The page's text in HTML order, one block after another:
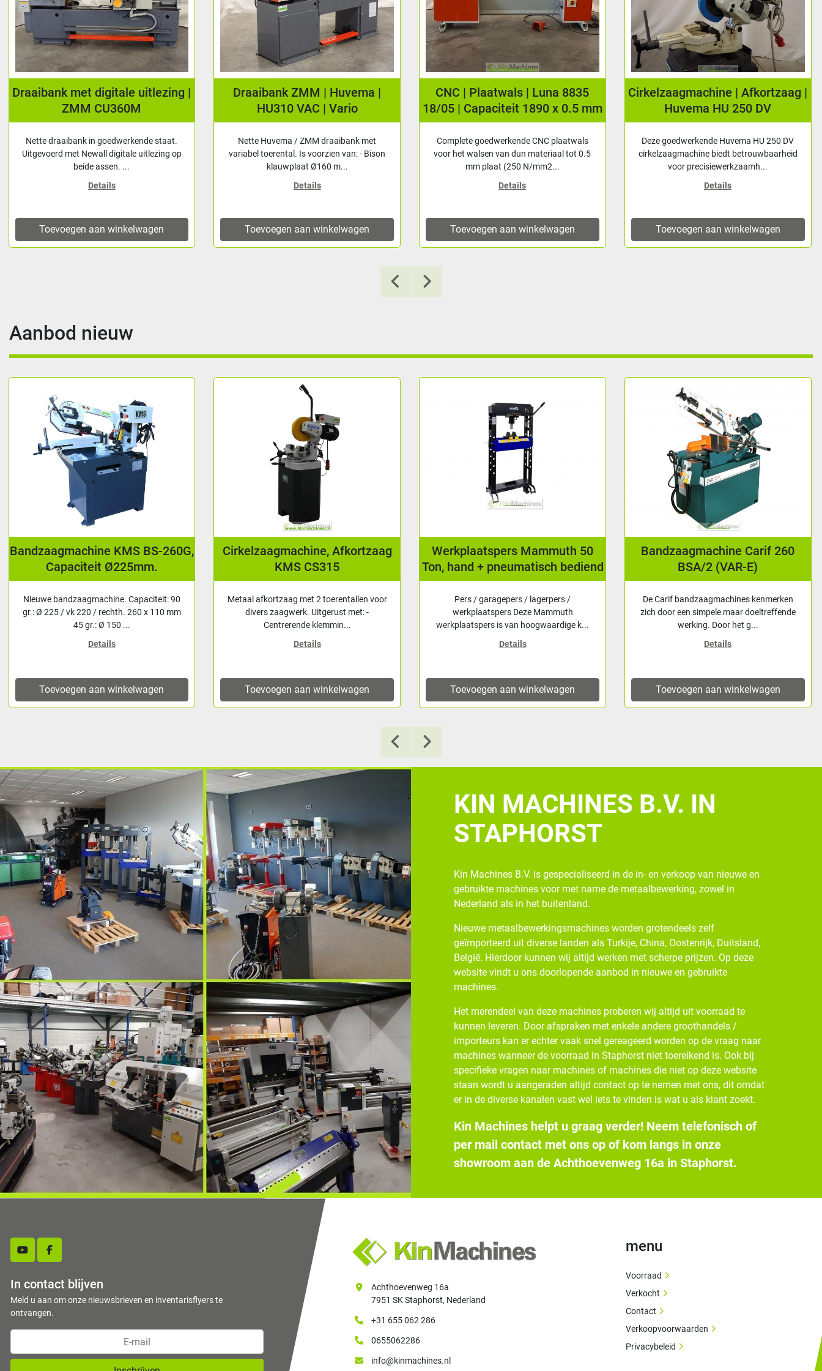
Draaibank met digitale uitlezing |
ZMM CU360M
Nette draaibank in goedwerkende staat.
Uitgevoerd met Newall digitale uitlezing op
beide assen. ...
Details
Toevoegen aan winkelwagen
Draaibank ZMM | Huvema |
HU310 VAC | Vario
Nette Huvema / ZMM draaibank met
variabel toerental. Is voorzien van: - Bison
klauwplaat Ø160 m...
Details
Toevoegen aan winkelwagen
CNC | Plaatwals | Luna 8835
18/05 | Capaciteit 1890 x 0.5 mm
Complete goedwerkende CNC plaatwals
voor het walsen van dun materiaal tot 0.5
mm plaat (250 N/mm2...
Details
Toevoegen aan winkelwagen
Cirkelzaagmachine | Afkortzaag |
Huvema HU 250 DV
Deze goedwerkende Huvema HU 250 DV
cirkelzaagmachine biedt betrouwbaarheid
voor precisiewerkzaamh...
Details
Toevoegen aan winkelwagen
Aanbod nieuw
Bandzaagmachine KMS BS-260G,
Capaciteit Ø225mm.
Nieuwe bandzaagmachine. Capaciteit: 90
gr.: Ø 225 / vk 220 / rechth. 260 x 110 mm
45 gr.: Ø 150 ...
Details
Toevoegen aan winkelwagen
Cirkelzaagmachine, Afkortzaag
KMS CS315
Metaal afkortzaag met 2 toerentallen voor
divers zaagwerk. Uitgerust met: -
Centrerende klemmin...
Details
Toevoegen aan winkelwagen
Werkplaatspers Mammuth 50
Ton, hand + pneumatisch bediend
Pers / garagepers / lagerpers /
werkplaatspers Deze Mammuth
werkplaatspers is van hoogwaardige k...
Details
Toevoegen aan winkelwagen
Bandzaagmachine Carif 260
BSA/2 (VAR-E)
De Carif bandzaagmachines kenmerken
zich door een simpele maar doeltreffende
werking. Door het g...
Details
Toevoegen aan winkelwagen
KIN MACHINES B.V. IN
STAPHORST
Kin Machines B.V. is gespecialiseerd in de in- en verkoop van nieuwe en
gebruikte machines voor met name de metaalbewerking, zowel in
Nederland als in het buitenland.
Nieuwe metaalbewerkingsmachines worden grotendeels zelf
geïmporteerd uit diverse landen als Turkije, China, Oostenrijk, Duitsland,
België. Hierdoor kunnen wij altijd werken met scherpe prijzen. Op deze
website vindt u ons doorlopende aanbod in nieuwe en gebruikte
machines.
Het merendeel van deze machines proberen wij altijd uit voorraad te
kunnen leveren. Door afspraken met enkele andere groothandels /
importeurs kan er echter vaak snel gereageerd worden op de vraag naar
machines wanneer de voorraad in Staphorst niet toereikend is. Ook bij
specifieke vragen naar machines of machines die niet op deze website
staan wordt u aangeraden altijd contact op te nemen met ons, dit omdat
er in de diverse kanalen vast wel iets te vinden is wat u als klant zoekt.
Kin Machines helpt u graag verder! Neem telefonisch of
per mail contact met ons op of kom langs in onze
showroom aan de Achthoevenweg 16a in Staphorst.
youtubefacebook
In contact blijven
Meld u aan om onze nieuwsbrieven en inventarisflyers te
ontvangen.
Achthoevenweg 16a
7951 SK Staphorst, Nederland
+31 655 062 286
0655062286
info@kinmachines.nl
menu
Voorraad
Verkocht
Contact
Verkoopvoorwaarden
Privacybeleid